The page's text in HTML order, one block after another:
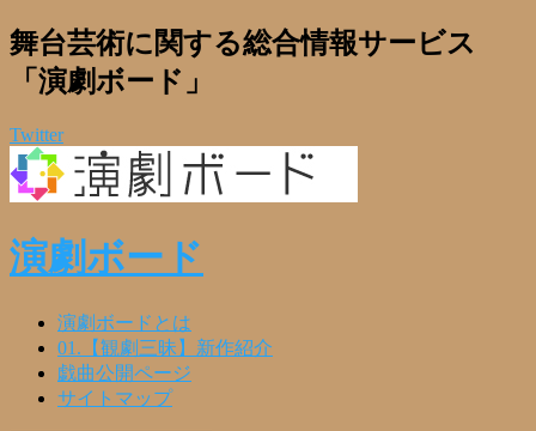
舞台芸術に関する総合情報サービス
「演劇ボード」
Twitter
演劇ボード
演劇ボードとは
01.【観劇三昧】新作紹介
戯曲公開ページ
サイトマップ